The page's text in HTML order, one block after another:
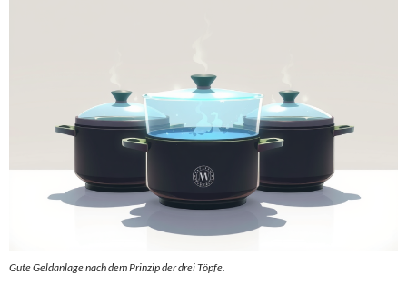
Gute Geldanlage nach dem Prinzip der drei Töpfe.